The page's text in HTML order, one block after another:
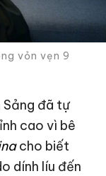
vỏn vẹn 9
Sảng đã tự
cao vì bê
cho biết
dính líu đến